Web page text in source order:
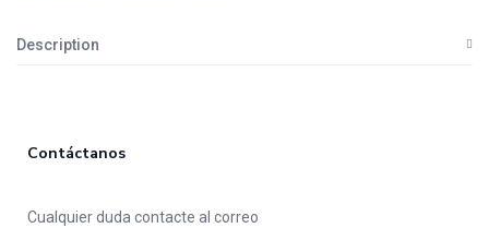
Description
Contáctanos
Cualquier duda contacte al correo